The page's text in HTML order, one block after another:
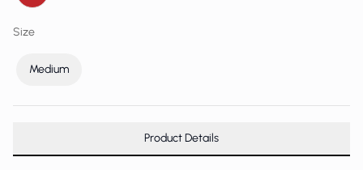
Size
Medium
Product Details